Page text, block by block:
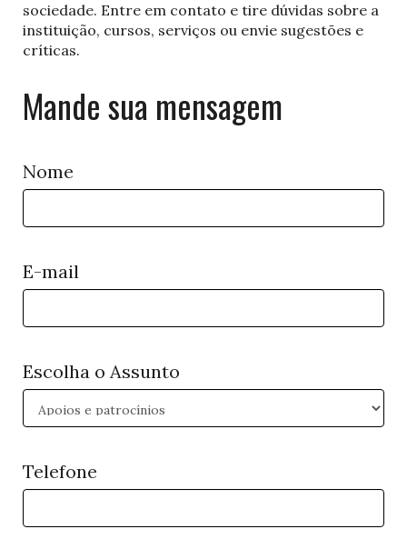
sociedade. Entre em contato e tire dúvidas sobre a
instituição, cursos, serviços ou envie sugestões e
críticas.
Mande sua mensagem
Nome
E-mail
Escolha o Assunto
Telefone